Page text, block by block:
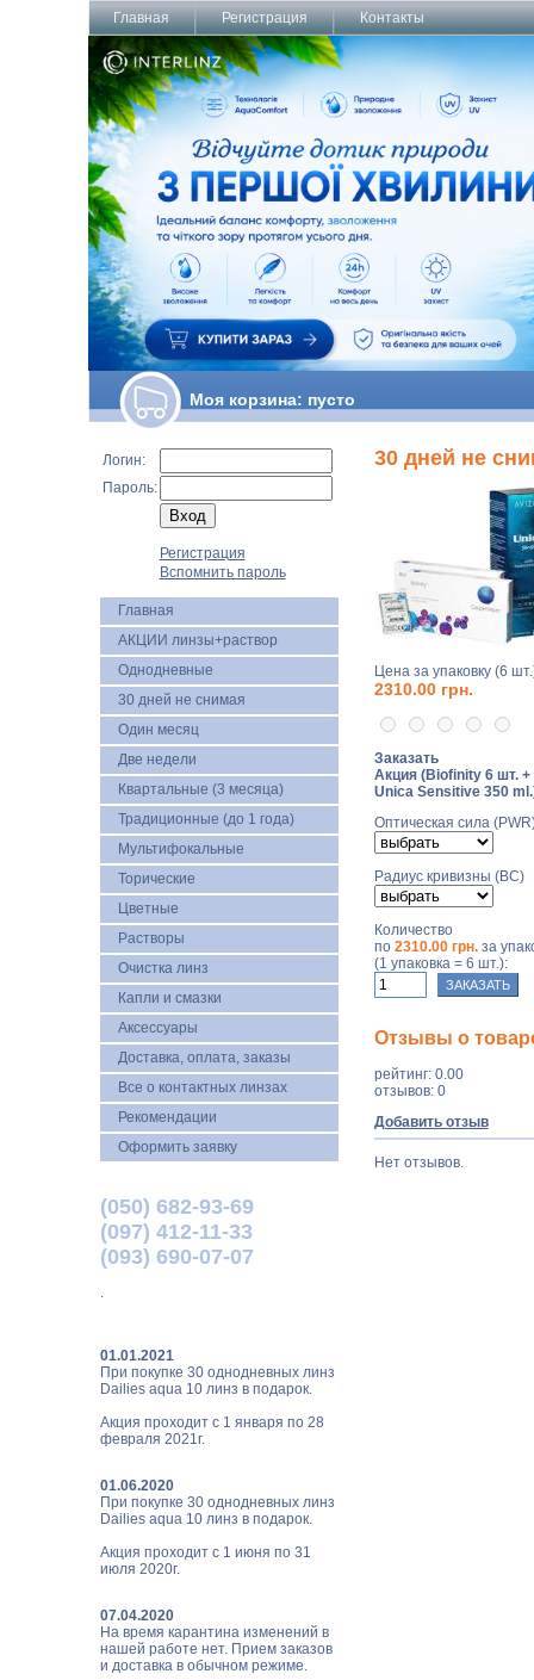
Главная Регистрация Контакты
Моя корзина: пусто
Логин:
Пароль:
Регистрация
Вспомнить пароль
Главная
АКЦИИ линзы+раствор
Однодневные
30 дней не снимая
Один месяц
Две недели
Квартальные (3 месяца)
Традиционные (до 1 года)
Мультифокальные
Торические
Цветные
Растворы
Очистка линз
Капли и смазки
Аксессуары
Доставка, оплата, заказы
Все о контактных линзах
Рекомендации
Оформить заявку
(050) 682-93-69
(097) 412-11-33
(093) 690-07-07
.
01.01.2021
При покупке 30 однодневных линз
Dailies aqua 10 линз в подарок.
Акция проходит с 1 января по 28
февраля 2021г.
01.06.2020
При покупке 30 однодневных линз
Dailies aqua 10 линз в подарок.
Акция проходит с 1 июня по 31
июля 2020г.
07.04.2020
На время карантина изменений в
нашей работе нет. Прием заказов
и доставка в обычном режиме.
30 дней не
Цена за упаковку (6
2310.00 грн.
Заказать
Акция (Biofinity 6 шт. +
Unica Sensitive 350
Оптическая сила
Радиус кривизны (BC)
Количество
по 2310.00 грн.за
(1 упаковка = 6 шт.):
Отзывы о
рейтинг: 0.00
отзывов: 0
Добавить отзыв
Нет отзывов.